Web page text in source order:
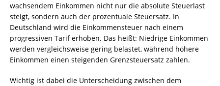
wachsendem Einkommen nicht nur die absolute Steuerlast
steigt, sondern auch der prozentuale Steuersatz. In
Deutschland wird die Einkommensteuer nach einem
progressiven Tarif erhoben. Das heißt: Niedrige Einkommen
werden vergleichsweise gering belastet, während höhere
Einkommen einen steigenden Grenzsteuersatz zahlen.
Wichtig ist dabei die Unterscheidung zwischen dem